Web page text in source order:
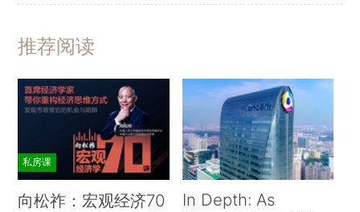
推荐阅读
私房课
向松祚：宏观经济70
In Depth: As